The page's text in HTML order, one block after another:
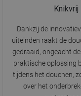
Knikvrij
Dankzij de
uiteinden raakt de
gedraaid, ongeacht
praktische oplossing
tijdens het douchen,
over het